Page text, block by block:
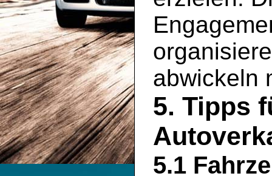
abwickeln
5. Tipps
5.1